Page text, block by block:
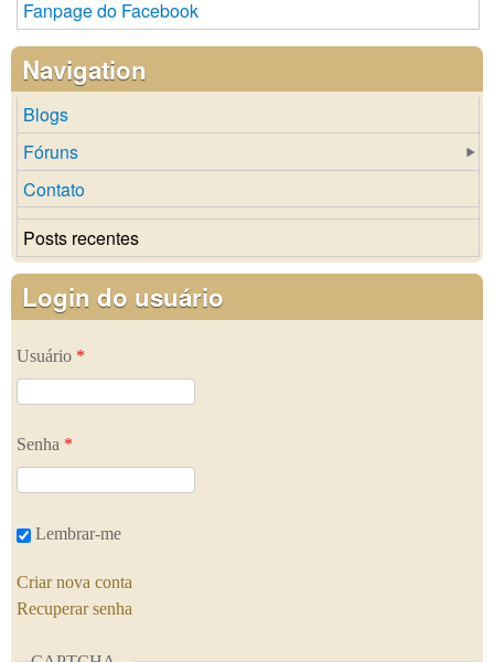
Fanpage do Facebook
Navigation
Blogs
Fóruns
Contato
Posts recentes
Login do usuário
Usuário *
Senha *
Lembrar-me
Criar nova conta
Recuperar senha